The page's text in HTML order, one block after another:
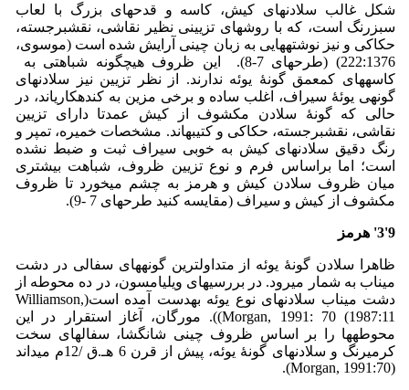
شکل غالب سلادن­های کیش، کاسه و قدح­های بزرگ با لعاب
سبزرنگ است، که با روش­های تزیینی نظیر نقاشی، نقش­برجسته،
حکاکی و نیز نوشته­هایی به زبان چینی آرایش شده ­است (موسوی،
222:1376) (طرح­های 7-8). این ظروف هیچ­گونه شباهتی به
کاسه­های کم­عمق گونۀ یوئه ندارند. از نظر تزیین نیز سلادن­های
گونه­ی یوئۀ سیراف، اغلب ساده و برخی مزین به کنده­کاری­اند، در
حالی که گونۀ سلادن مکشوف از کیش عمدتا دارای تزیین
نقاشی، نقش­برجسته، حکاکی و کتیبه­اند. مشخصات خمیره، تمپر و
رنگ دقیق سلادن­های کیش به خوبی سیراف ثبت و ضبط نشده
است؛ اما براساس فرم و نوع تزیین ظروف، شباهت بیشتری
میان ظروف سلادن کیش و هرمز به چشم می­خورد تا ظروف
مکشوف از کیش و سیراف (مقایسه کنید طرح­های 7 -9).
9
'
3
' هرمز
ظاهرا سلادن گونۀ یوئه از متداول­ترین گونه­های سفالی در دشت
میناب به شمار می­رود. در بررسی­های ویلیامسون، در ده محوطه از
دشت میناب سلادن­های نوع یوئه به­دست آمده است(Williamson,
1987:11) Morgan, 1991: 70)). مورگان، آغاز استقرار در این
محوطه­ها را بر اساس ظروف چینی شانگشا، سفال­های سخت
کرمی­رنگ و سلادن­های گونۀ یوئه، پیش از قرن 6 هـ.ق /12م می­داند
(Morgan, 1991:70).